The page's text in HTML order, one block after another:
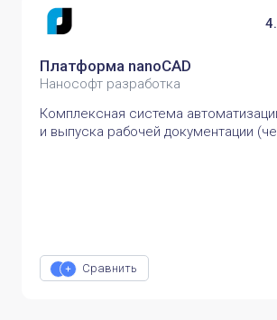
Платформа nanoCAD
Нанософт разработка
Комплексная система
и выпуска рабочей документации
Сравнить